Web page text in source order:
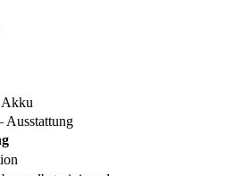
Ausstattung